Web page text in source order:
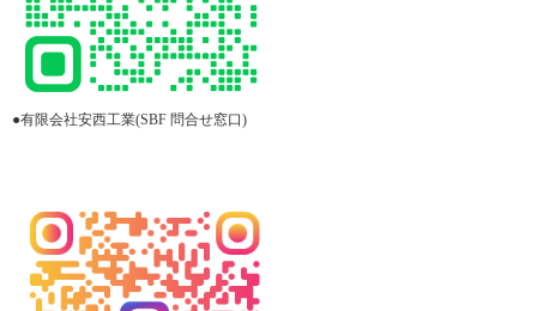
●有限会社安西工業(SBF 問合せ窓口)